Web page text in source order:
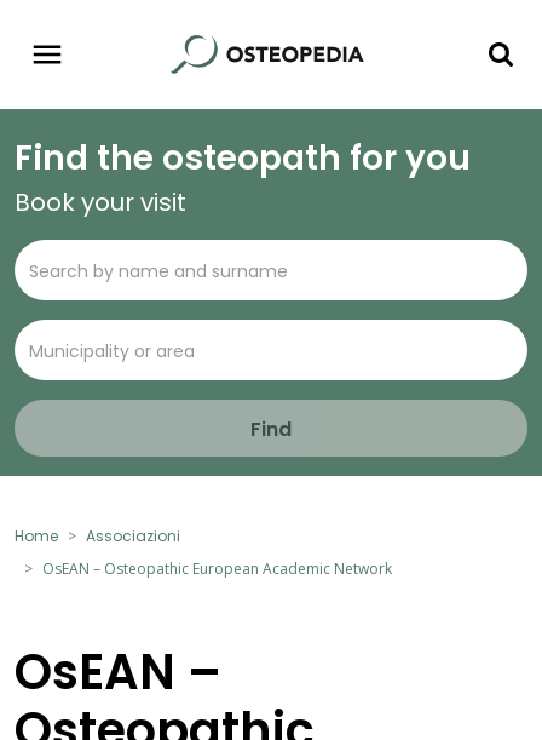
Find the osteopath for you
Book your visit
Find
Home
Associazioni
OsEAN – Osteopathic European Academic Network
OsEAN –